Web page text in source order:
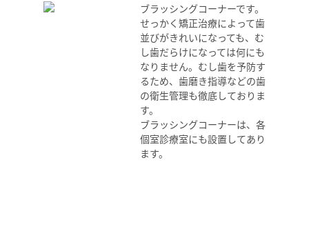
ブラッシングコーナーです。
せっかく矯正治療によって歯
並びがきれいになっても、む
し歯だらけになっては何にも
なりません。むし歯を予防す
るため、歯磨き指導などの歯
の衛生管理も徹底しておりま
す。
ブラッシングコーナーは、各
個室診療室にも設置してあり
ます。